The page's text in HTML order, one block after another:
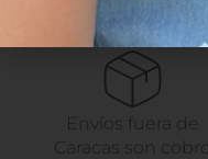
Envíos fuera de
Caracas son